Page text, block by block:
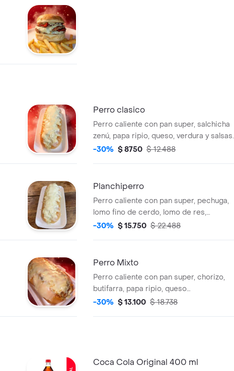
Perro clasico
Perro caliente con pan super, salchicha
zenú, papa ripio, queso, verdura y salsas.
-30% $ 8750 $ 12.488
Planchiperro
Perro caliente con pan super, pechuga,
lomo fino de cerdo, lomo de res,
ranchera,chorizo, butifarra, queso
-30% $ 15.750 $ 22.488
Perro Mixto
Perro caliente con pan super, chorizo,
butifarra, papa ripio, queso
fundido,verdura y salsas
-30% $ 13.100 $ 18.738
Coca Cola Original 400 ml